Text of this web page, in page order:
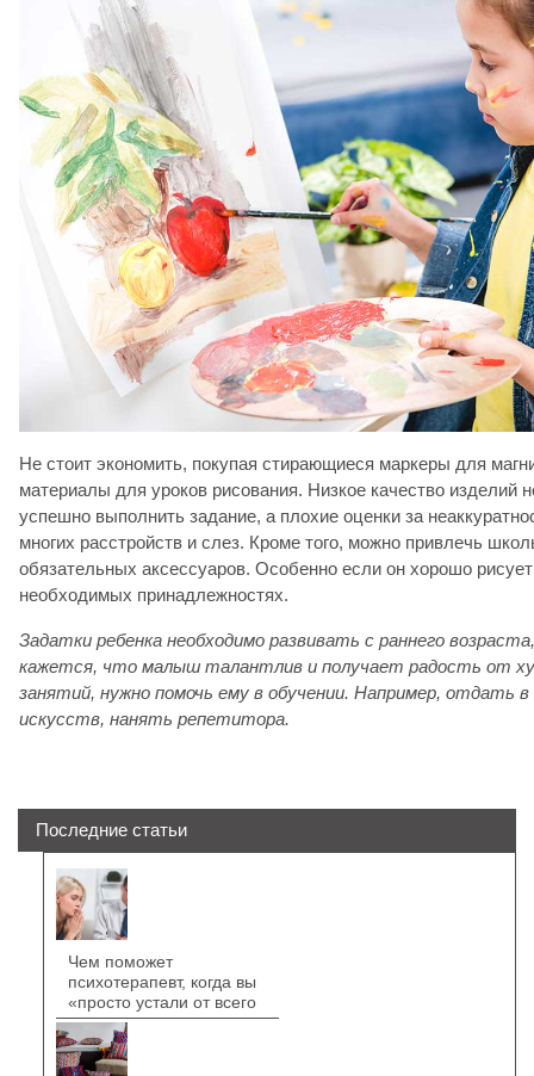
Не стоит экономить, покупая стирающиеся маркеры для
материалы для уроков рисования. Низкое качество изделий
успешно выполнить задание, а плохие оценки за
многих расстройств и слез. Кроме того, можно привлечь
обязательных аксессуаров. Особенно если он хорошо рисует
необходимых принадлежностях.
Задатки ребенка необходимо развивать с раннего
кажется, что малыш талантлив и получает радость от
занятий, нужно помочь ему в обучении. Например, отдать
искусств, нанять репетитора.
Последние статьи
Чем поможет
психотерапевт, когда вы
«просто устали от всего